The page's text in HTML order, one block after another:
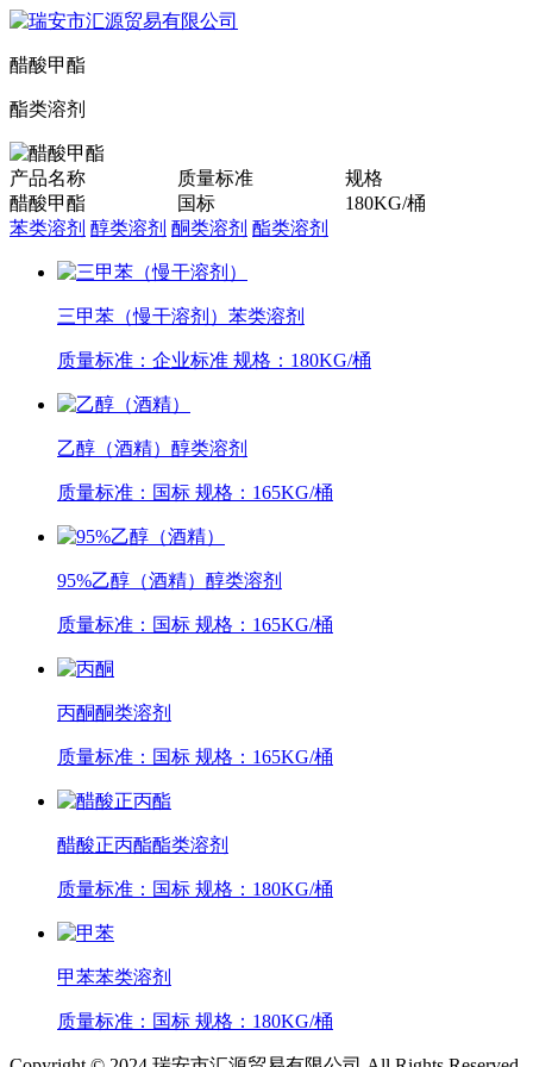
醋酸甲酯
酯类溶剂
产品名称 质量标准
规格
醋酸甲酯
国标
180KG/桶
苯类溶剂 醇类溶剂 酮类溶剂 酯类溶剂
三甲苯（慢干溶剂） 苯类溶剂
质量标准：企业标准 规格：180KG/桶
乙醇（酒精） 醇类溶剂
质量标准：国标 规格：165KG/桶
95%乙醇（酒精） 醇类溶剂
质量标准：国标 规格：165KG/桶
丙酮酮类溶剂
质量标准：国标 规格：165KG/桶
醋酸正丙酯酯类溶剂
质量标准：国标 规格：180KG/桶
甲苯苯类溶剂
质量标准：国标 规格：180KG/桶